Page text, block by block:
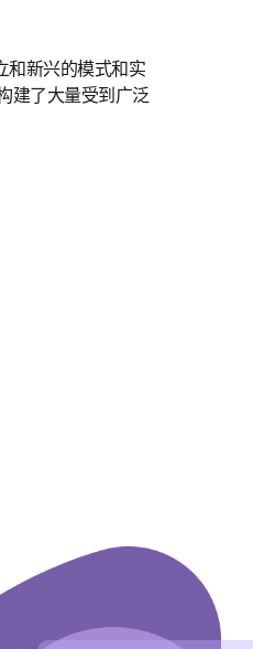
和新兴的模式和实
建了大量受到广泛